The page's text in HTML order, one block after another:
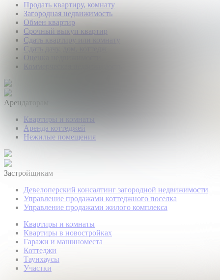
Продать квартиру, комнату
Загородная недвижимость
Обмен квартир
Срочный выкуп квартир
Сдать квартиру или комнату
Сдать дачу, дом, коттедж
Оценка недвижимости
Коммерческая недвижимость
Арендаторам
Квартиры и комнаты
Аренда коттеджей
Нежилые помещения
Застройщикам
Девелоперский консалтинг загородной недвижимости
Управление продажами коттеджного поселка
Управление продажами жилого комплекса
Квартиры и комнаты
Квартиры в новостройках
Гаражи и машиноместа
Коттеджи
Таунхаусы
Участки